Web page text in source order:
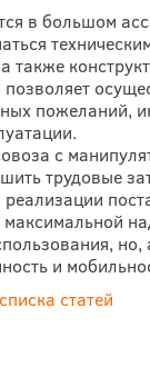
в большом
также
позволяет
пожеланий,
с
трудовые
реализации
максимальной
но,
и
статей